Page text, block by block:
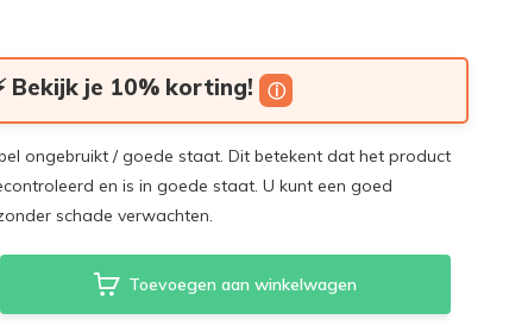
Bekijk je 10% korting! ⓘ
ongebruikt / goede staat. Dit betekent dat het product
en is in goede staat. U kunt een goed
schade verwachten.
Toevoegen aan winkelwagen